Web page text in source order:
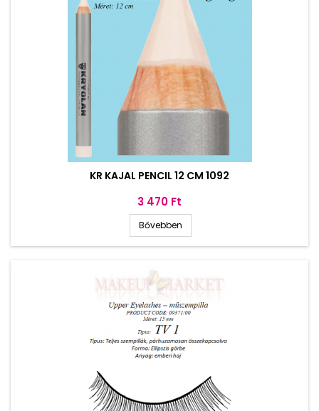
KR KAJAL PENCIL 12 CM 1092
Ár
3 470 Ft
Bővebben